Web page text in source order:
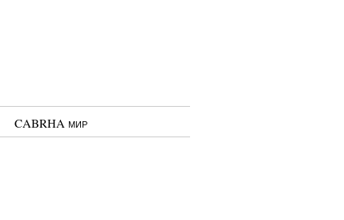
CABRHA мир